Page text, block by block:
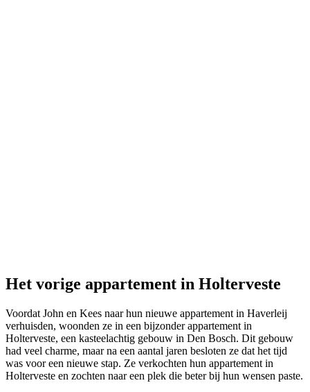
Het vorige appartement in Holterveste
Voordat John en Kees naar hun nieuwe appartement in Haverleij
verhuisden, woonden ze in een bijzonder appartement in
Holterveste, een kasteelachtig gebouw in Den Bosch. Dit gebouw
had veel charme, maar na een aantal jaren besloten ze dat het tijd
was voor een nieuwe stap. Ze verkochten hun appartement in
Holterveste en zochten naar een plek die beter bij hun wensen paste.